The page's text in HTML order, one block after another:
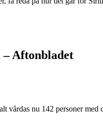
– Aftonbladet
vårdas nu 142 personer